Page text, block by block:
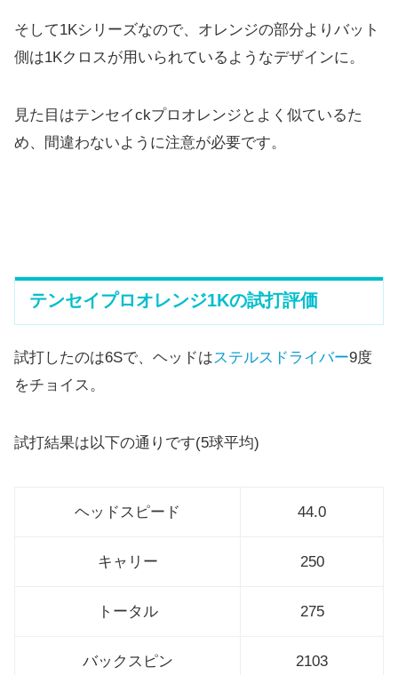
そして1Kシリーズなので、オレンジの部分よりバット
側は1Kク ロスが用いられているようなデザインに。
見た目はテンセイckプロオレンジとよく似ているた
め、
間違わないように注意が必要です。
テンセイプロオレンジ1Kの試打評価
試打したのは6Sで、ヘッドはステルスドライバー9度
をチョイス。
試打結果は以下の通りです(5球平均)
ヘッドスピード 44.0
キャリー 250
トータル 275
バックスピン 2103